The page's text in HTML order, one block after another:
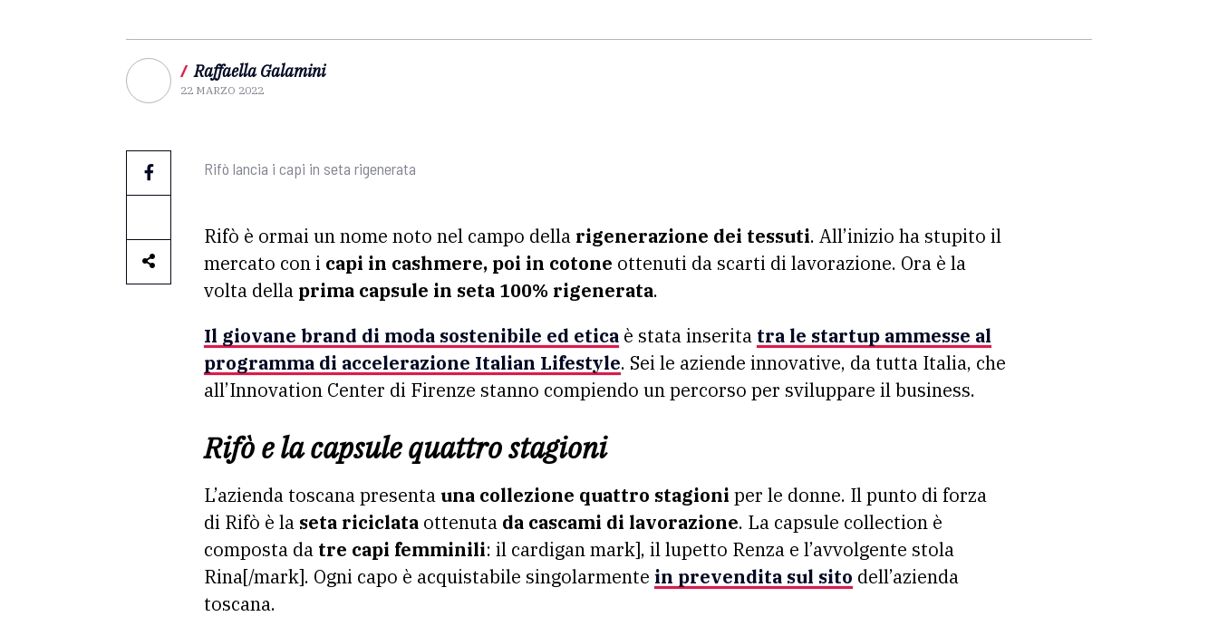
/ Raffaella Galamini
22 MARZO 2022
Rifò lancia i capi in seta rigenerata
Rifò è ormai un nome noto nel campo della rigenerazione dei tessuti. All’inizio ha stupito il
mercato con i capi in cashmere, poi in cotone ottenuti da scarti di lavorazione. Ora è la
volta della prima capsule in seta 100% rigenerata.
Il giovane brand di moda sostenibile ed etica è stata inserita tra le startup ammesse al
programma di accelerazione Italian Lifestyle. Sei le aziende innovative, da tutta Italia, che
all’Innovation Center di Firenze stanno compiendo un percorso per sviluppare il business.
Rifò e la capsule quattro stagioni
L’azienda toscana presentauna collezione quattro stagioni per le donne. Il punto di forza
di Rifò è la seta riciclata ottenuta da cascami di lavorazione. La capsule collection è
composta da tre capi femminili: il cardigan mark], il lupetto Renza e l’avvolgente stola
Rina[/mark]. Ogni capo è acquistabile singolarmente in prevendita sul sito dell’azienda
toscana.